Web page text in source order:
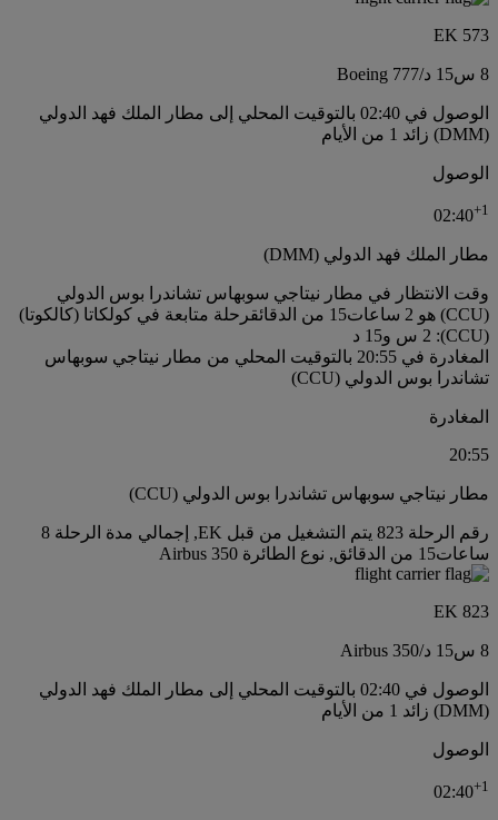
EK 573
8 س 15 د /
Boeing 777
الوصول في 02:40 بالتوقيت المحلي إلى مطار الملك فهد الدولي
(DMM) زائد 1 من الأيام
الوصول
02:40+1
مطار الملك فهد الدولي (DMM)
وقت الانتظار في مطار نيتاجي سوبهاس تشاندرا بوس الدولي
(CCU) هو 2 ساعات15 من الدقائق
رحلة متابعة في كولكاتا (كالكوتا)
(CCU): 2 س و15 د
المغادرة في 20:55 بالتوقيت المحلي من مطار نيتاجي سوبهاس
تشاندرا بوس الدولي (CCU)
المغادرة
20:55
مطار نيتاجي سوبهاس تشاندرا بوس الدولي (CCU)
رقم الرحلة 823 يتم التشغيل من قبل EK, إجمالي مدة الرحلة 8
ساعات15 من الدقائق, نوع الطائرة Airbus 350
EK 823
8 س 15 د /
Airbus 350
الوصول في 02:40 بالتوقيت المحلي إلى مطار الملك فهد الدولي
(DMM) زائد 1 من الأيام
الوصول
02:40+1